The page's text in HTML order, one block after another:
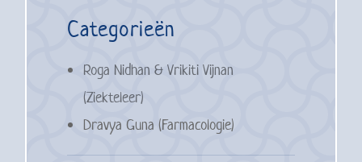
Categorieën
Roga Nidhan & Vrikiti Vijnan
(Ziekteleer)
Dravya Guna (Farmacologie)